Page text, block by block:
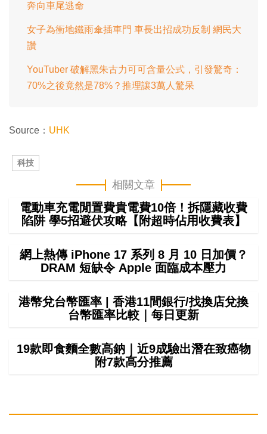
奔向車尾逃命
女子為衝地鐵雨傘插車門 車長出招成功反制 網民大
讚
YouTuber 破解黑朱古力可可含量公式，引發驚奇：
70%之後竟然是78%？推理讓3萬人驚呆
Source： UHK
科技
相關文章
電動車充電閒置費貴電費10倍！拆隱藏收費
陷阱 學5招避伏攻略【附超時佔用收費表】
網上熱傳 iPhone 17 系列 8 月 10 日加價？
DRAM 短缺令 Apple 面臨成本壓力
港幣兌台幣匯率 | 香港11間銀行/找換店兌換
台幣匯率比較｜每日更新
19款即食麵全數高鈉｜近9成驗出潛在致癌物
附7款高分推薦